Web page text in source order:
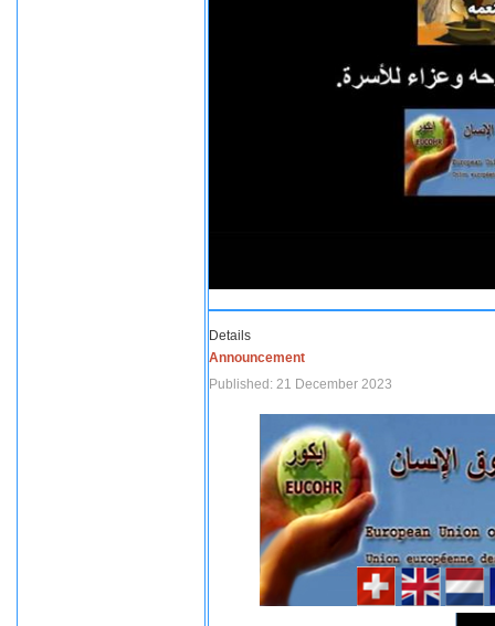
Details
Announcement
Published: 21 December 2023